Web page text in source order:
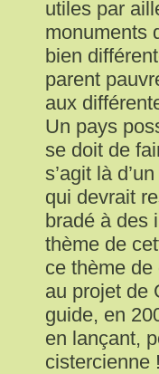
utiles par
monuments
bien
parent
aux
Un pays
se doit de
s’agit là
qui devrait
bradé à des
thème de
ce thème
au projet de
guide, en
en lançant,
cistercienne